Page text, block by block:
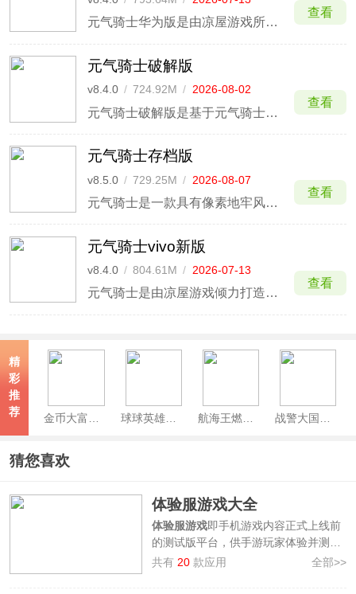
元气骑士华为版是由凉屋游戏所出行的一款融合了roguelike元素进行制作的冒险手游，此版本是最新的华为版本，较之于官方版的话，账号之间是不互通的，玩家只需要登录华为账号就能体验，随时进行存档，还能获得专属的华为版新手礼包。
查看
元气骑士破解版
v8.4.0 / 724.92M / 2026-08-02
元气骑士破解版是基于元气骑士修改的破解版本，游戏中提供内置菜单，可实现高伤害、伤害免疫、无限能量技能等特殊功能，其余游戏内容与官方版本保持一致，玩家可以根据自身情况，自由选择开启菜单功能，调节游戏难度，获取相对较好的游戏体验，不用再担心因为手残而卡关。
查看
元气骑士存档版
v8.5.0 / 729.25M / 2026-08-07
元气骑士是一款具有像素地牢风的roguelike闯关手游，游戏内拥有骑士、游侠狼人、工程师、机器人、法师等十多种职业可供选择，玩家需要探索各种关卡和地图，通过跳跃、攻击和使用特殊技能和怪物战斗，收集宝藏，完成各种挑战任务，展开一场惊险刺激的地城闯关冒险之旅！
查看
元气骑士vivo新版
v8.4.0 / 804.61M / 2026-07-13
元气骑士是由凉屋游戏倾力打造的一款超级经典、超级好玩的地牢探索类角色扮演动作手游，自2017年上线至今便凭借着精致复古的像素画面、独特的Roguelike地牢随机玩法、以及丰富多样的战斗场景、逗趣的角色形象和畅爽的操作方式等优势一跃成为了游戏领域内的超高人气之作。
查看
精
彩
推
荐
球球英雄官方版
猜您喜欢
体验服游戏大全
体验服游戏即手机游戏内容正式上线前
的测试版平台，供手游玩家体验并测试
游玩效果与反馈意见，最终上线正式服
共有20 款应用 全部>>